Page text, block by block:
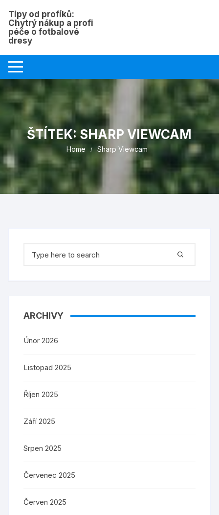
content
Tipy od profíků:
Chytrý nákup a profi
péče o fotbalové
dresy
ŠTÍTEK: SHARP VIEWCAM
Home Sharp Viewcam
for:
ARCHIVY
Únor 2026
Listopad 2025
Říjen 2025
Září 2025
Srpen 2025
Červenec 2025
Červen 2025